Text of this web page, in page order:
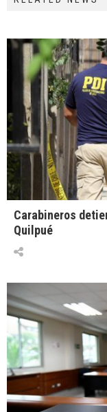
Carabineros
Quilpué